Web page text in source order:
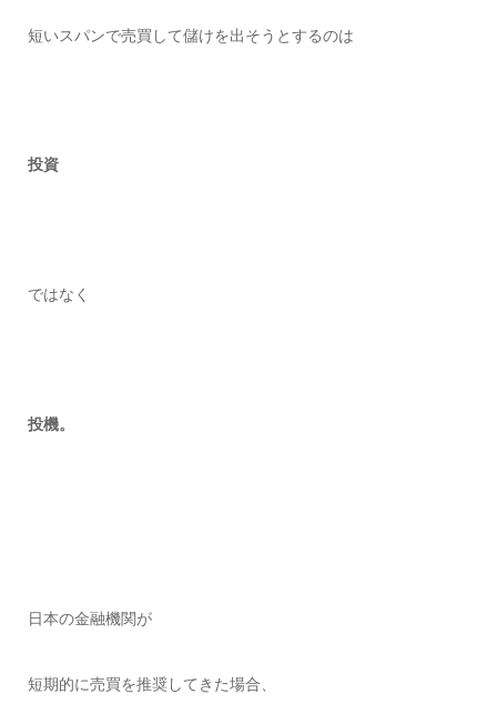
短いスパンで売買して儲けを出そうとするのは
投資
ではなく
投機。
日本の金融機関が
短期的に売買を推奨してきた場合、